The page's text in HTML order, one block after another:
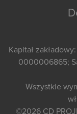
Kapitał
0000006865;
Wszystkie
©2026 CD